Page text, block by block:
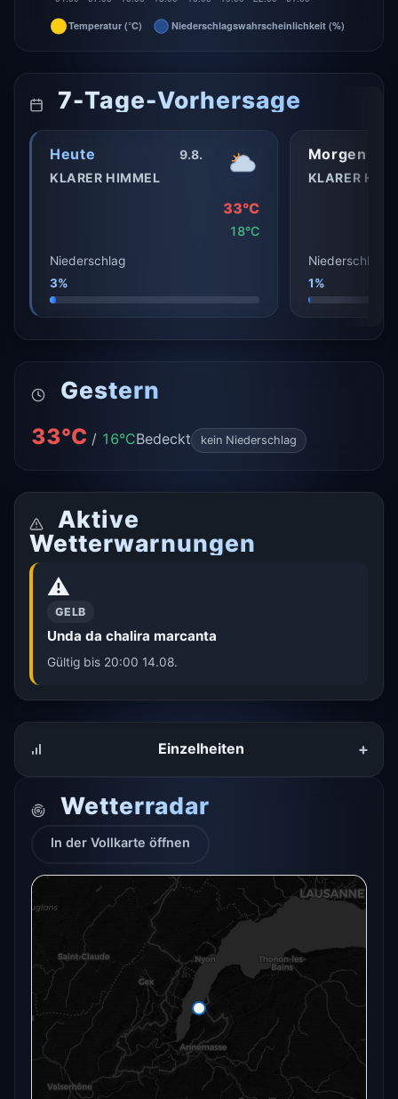
7-Tage-Vorhersage
Heute
9.8.
KLARER HIMMEL
33°C
18°C
Niederschlag
3%
Morgen
KLARER
Niederschlag
1%
Gestern
33°C / 16°CBedeckt kein Niederschlag
Aktive
Wetterwarnungen
⚠️
GELB
Unda da chalira marcanta
Gültig bis 20:00 14.08.
Einzelheiten +
Wetterradar
In der Vollkarte öffnen
Das Radar für diesen Ort konnte gerade nicht
geladen werden.
In der Vollkarte öffnen
Erneut versuchen
In der Vollkarte öffnen →